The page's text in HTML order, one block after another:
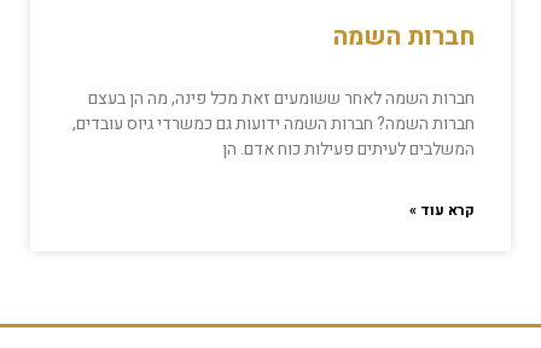
חברות השמה
חברות השמה לאחר ששומעים זאת מכל פינה, מה הן בעצם
חברות השמה? חברות השמה ידועות גם כמשרדי גיוס עובדים,
המשלבים לעיתים פעילות כוח אדם. הן
קרא עוד »